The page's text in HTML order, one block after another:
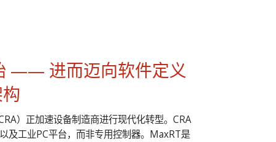
—— 进而迈向软件定义
）正加速设备制造商进行现代化转型。CRA
及工业PC平台，而非专用控制器。MaxRT是